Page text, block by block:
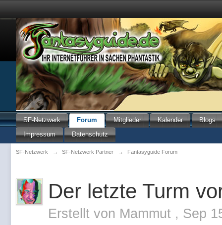
SF-Netzwerk Forum Mitglieder Kalender
Blogs
Impressum
Datenschutz
SF-Netzwerk → SF-Netzwerk Partner → Fantasyguide Forum
Der letzte Turm
Erstellt von Mammut , Sep